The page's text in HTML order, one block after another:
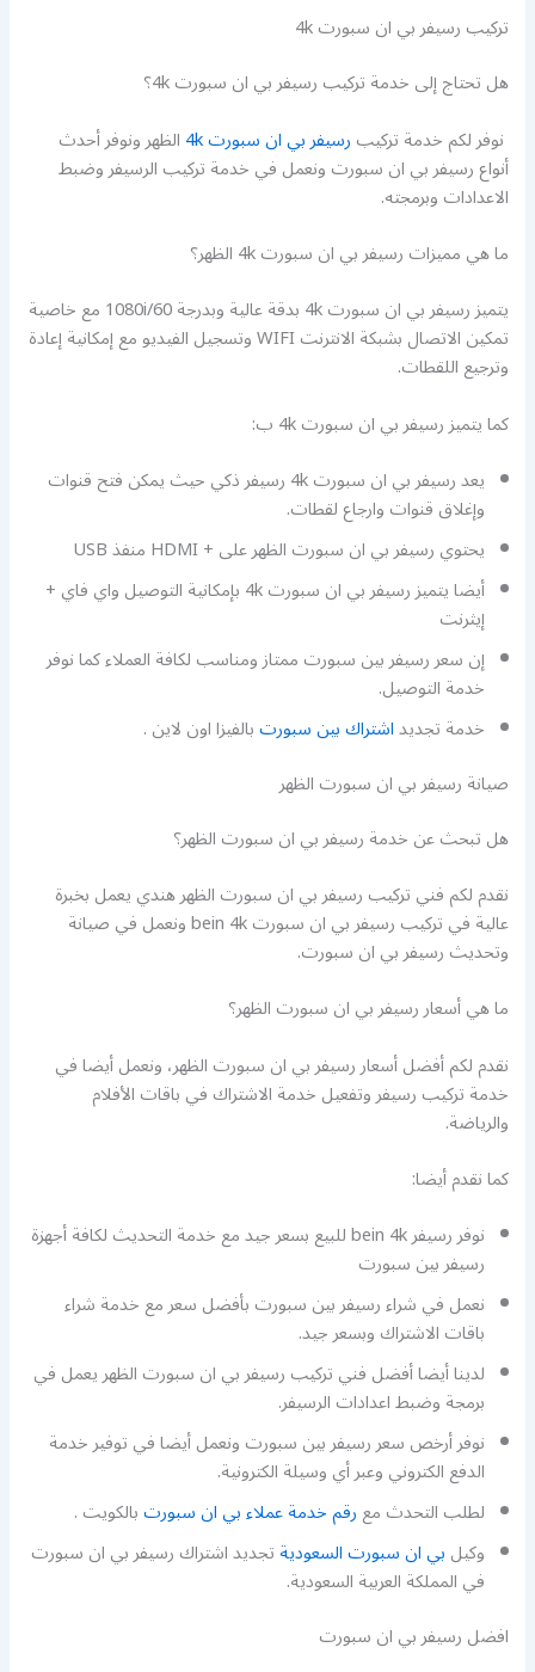
تركيب رسيفر بي ان سبورت 4k
هل تحتاج إلى خدمة تركيب رسيفر بي ان سبورت 4k؟
نوفر لكم خدمة تركيبرسيفر بي ان سبورت 4k الظهر ونوفر أحدث
أنواع رسيفر بي ان سبورت ونعمل في خدمة تركيب الرسيفر وضبط
الاعدادات وبرمجته.
ما هي مميزات رسيفر بي ان سبورت 4k الظهر؟
يتميز رسيفر بي ان سبورت 4k بدقة عالية وبدرجة 1080i/60 مع خاصية
تمكين الاتصال بشبكة الانترنت WIFI وتسجيل الفيديو مع إمكانية إعادة
وترجيع اللقطات.
كما يتميز رسيفر بي ان سبورت 4k ب:
يعد رسيفر بي ان سبورت 4k رسيفر ذكي حيث يمكن فتح قنوات
وإغلاق قنوات وارجاع لقطات.
يحتوي رسيفر بي ان سبورت الظهر على + HDMI منفذ USB
أيضا يتميز رسيفر بي ان سبورت 4k بإمكانية التوصيل واي فاي +
إيثرنت
إن سعر رسيفر بين سبورت ممتاز ومناسب لكافة العملاء كما نوفر
خدمة التوصيل.
خدمة تجديداشتراك بين سبورتبالفيزا اون لاين .
صيانة رسيفر بي ان سبورت الظهر
هل تبحث عن خدمة رسيفر بي ان سبورت الظهر؟
نقدم لكم فني تركيب رسيفر بي ان سبورت الظهر هندي يعمل بخبرة
عالية في تركيب رسيفر بي ان سبورت bein 4k ونعمل في صيانة
وتحديث رسيفر بي ان سبورت.
ما هي أسعار رسيفر بي ان سبورت الظهر؟
نقدم لكم أفضل أسعار رسيفر بي ان سبورت الظهر، ونعمل أيضا في
خدمة تركيب رسيفر وتفعيل خدمة الاشتراك في باقات الأفلام
والرياضة.
كما نقدم أيضا:
نوفر رسيفر bein 4k للبيع بسعر جيد مع خدمة التحديث لكافة أجهزة
رسيفر بين سبورت
نعمل في شراء رسيفر بين سبورت بأفضل سعر مع خدمة شراء
باقات الاشتراك وبسعر جيد.
لدينا أيضا أفضل فني تركيب رسيفر بي ان سبورت الظهر يعمل في
برمجة وضبط اعدادات الرسيفر.
نوفر أرخص سعر رسيفر بين سبورت ونعمل أيضا في توفير خدمة
الدفع الكتروني وعبر أي وسيلة الكترونية.
لطلب التحدث معرقم خدمة عملاء بي ان سبورتبالكويت .
وكيلبي ان سبورت السعوديةتجديد اشتراك رسيفر بي ان سبورت
في المملكة العربية السعودية.
افضل رسيفر بي ان سبورت